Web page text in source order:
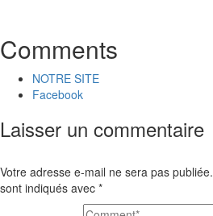
Comments
NOTRE SITE
Facebook
Laisser un commentaire
Votre adresse e-mail ne sera pas publiée.
sont indiqués avec *